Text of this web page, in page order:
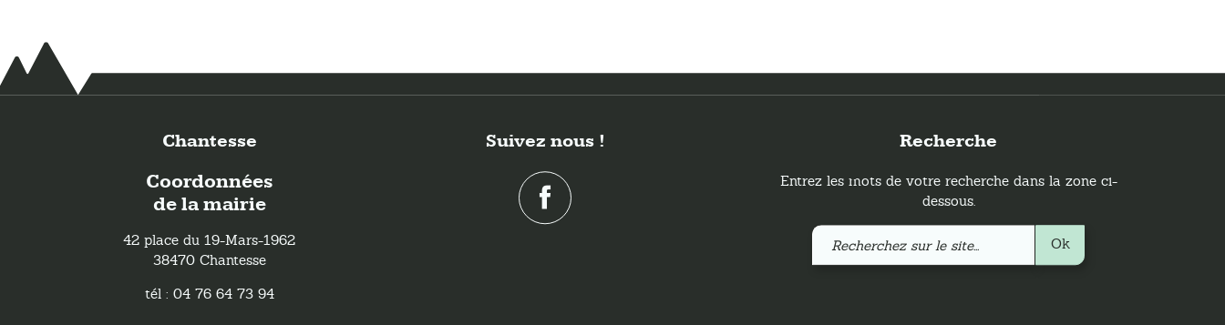
Chantesse
Coordonnées
de la mairie
42 place du 19-Mars-1962
38470 Chantesse
tél : 04 76 64 73 94
Suivez nous ! Recherche
Entrez les mots de votre recherche dans la zone ci-
dessous.
Recherchez
sur
Ok